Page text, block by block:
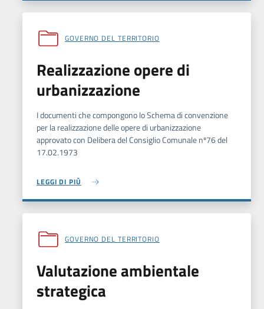
GOVERNO DEL TERRITORIO
Realizzazione opere di
urbanizzazione
I documenti che compongono lo Schema di convenzione
per la realizzazione delle opere di urbanizzazione
approvato con Delibera del Consiglio Comunale nº76 del
17.02.1973
LEGGI DI PIÙ
GOVERNO DEL TERRITORIO
Valutazione ambientale
strategica